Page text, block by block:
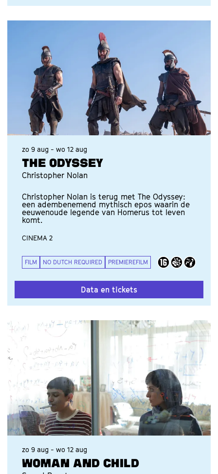
THE ODYSSEY
Christopher Nolan
zo 9 aug - wo 12 aug
Christopher Nolan is terug met The Odyssey:
een adembenemend mythisch epos waarin de
eeuwenoude legende van Homerus tot leven
komt.
CINEMA 2
FILM NO DUTCH REQUIRED PREMIEREFILM
Data en tickets
WOMAN AND CHILD
zo 9 aug - wo 12 aug